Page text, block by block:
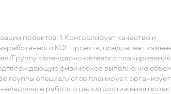
проектов: 1. Контролирует качество и
КСГ проекта, предлагает
Группу календарно-сетевого планирования
физическое выполнение
группы специалистов планирует, организует
работы с целью достижения